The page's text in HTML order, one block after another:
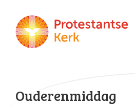
Ouderenmiddag